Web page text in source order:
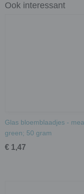
Ook interessant
Glas bloemblaadjes -
green; 50 gram
€ 1,47